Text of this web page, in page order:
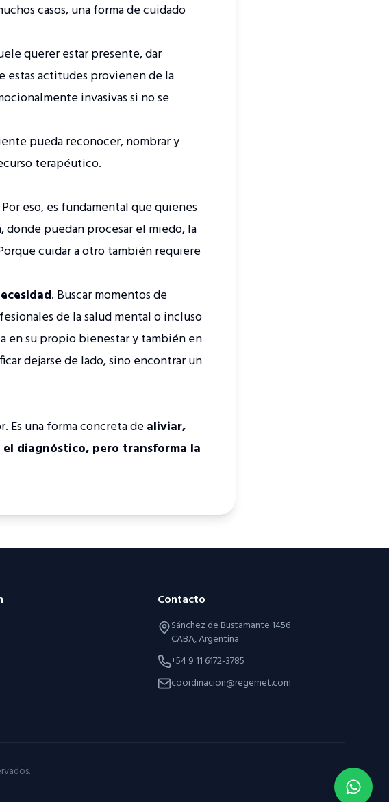
casos, una forma de cuidado
querer estar presente, dar
estas actitudes provienen de la
invasivas si no se
pueda reconocer, nombrar y
terapéutico.
Por eso, es fundamental que quienes
puedan procesar el miedo, la
cuidar a otro también requiere
. Buscar momentos de
de la salud mental o incluso
en su propio bienestar y también en
dejarse de lado, sino encontrar un
Es una forma concreta dealiviar,
diagnóstico, pero transforma la
Contacto
Sánchez de Bustamante 1456
CABA, Argentina
+54 9 11 6172-3785
coordinacion@regemet.com